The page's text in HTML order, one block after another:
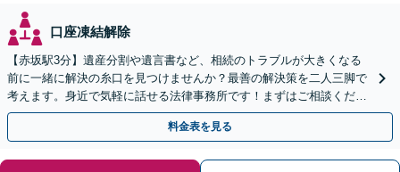
口座凍結解除
【赤坂駅3分】遺産分割や遺言書など、相続のトラブルが大きくなる
前に一緒に解決の糸口を見つけませんか？最善の解決策を二人三脚で
考えます。身近で気軽に話せる法律事務所です！まずはご相談くださ
い【夜間・休日相談可】【電話・WEB面談可】
料金表を見る